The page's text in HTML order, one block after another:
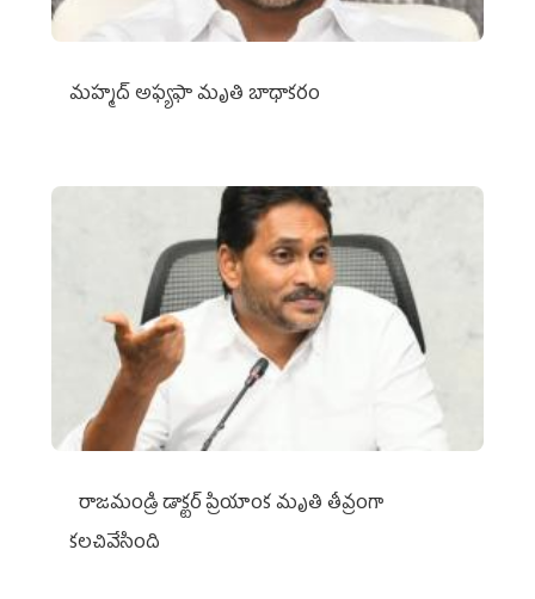
మహ్మద్‌ అఫ్యఫా మృతి బాధాకరం
రాజమండ్రి డాక్టర్‌ ప్రియాంక మృతి తీవ్రంగా
కలచివేసింది